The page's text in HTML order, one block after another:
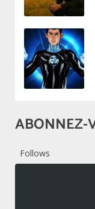
ABONNEZ-
Follows